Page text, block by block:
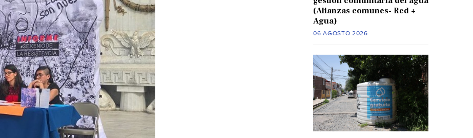
(Alianzas comunes- Red +
Agua)
06 AGOSTO 2026